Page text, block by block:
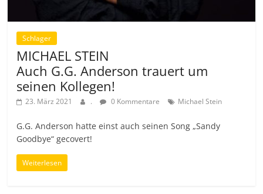
Schlager
MICHAEL STEIN
Auch G.G. Anderson trauert um
seinen Kollegen!
23. März 2021 . 0 Kommentare Michael Stein
G.G. Anderson hatte einst auch seinen Song „Sandy
Goodbye“ gecovert!
Weiterlesen